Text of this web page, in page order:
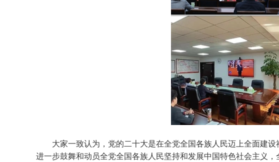
大家一致认为，党的二十大是在全党全国各族人民迈上全面建
进一步鼓舞和动员全党全国各族人民坚持和发展中国特色社会主义